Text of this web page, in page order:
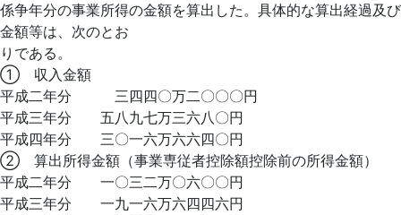
係争年分の事業所得の金額を算出した。具体的な算出経過及び
金額等は、次のとお
りである。
① 収入金額
平成二年分 三四四〇万二〇〇〇円
平成三年分 五八九七万三六八〇円
平成四年分 三〇一六万六六四〇円
② 算出所得金額（事業専従者控除額控除前の所得金額）
平成二年分 一〇三二万〇六〇〇円
平成三年分 一九一六万六四四六円